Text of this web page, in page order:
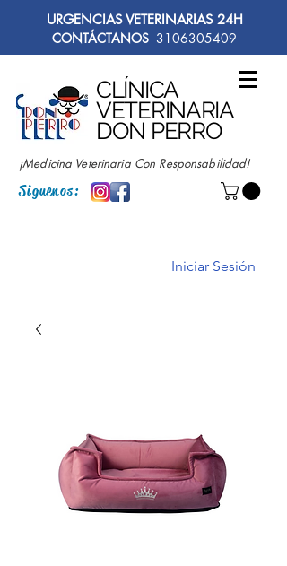
URGENCIAS VETERINARIAS 24H
CONTÁCTANOS 3106305409
CLÍNICA
VETERINARIA
DON PERRO
¡Medicina Veterinaria Con Responsabilidad!
Siguenos:
Iniciar Sesión